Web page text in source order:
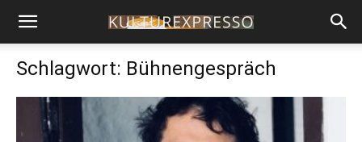
Schlagwort: Bühnengespräch